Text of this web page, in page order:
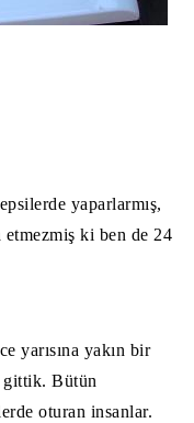
yaparlarmış,
ki ben de 24
yarısına yakın bir
gittik. Bütün
oturan insanlar.